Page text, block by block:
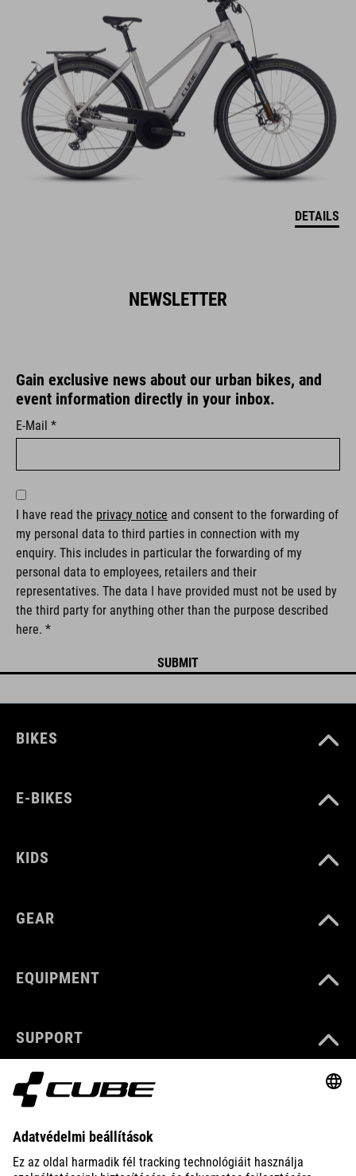
DETAILS
NEWSLETTER
Gain exclusive news about our urban bikes, and
event information directly in your inbox.
E-Mail *
I have read the privacy notice and consent to the forwarding of
my personal data to third parties in connection with my
enquiry. This includes in particular the forwarding of my
personal data to employees, retailers and their
representatives. The data I have provided must not be used by
the third party for anything other than the purpose described
here. *
BIKES
E-BIKES
KIDS
GEAR
EQUIPMENT
SUPPORT
ABOUT US
EXPLORE